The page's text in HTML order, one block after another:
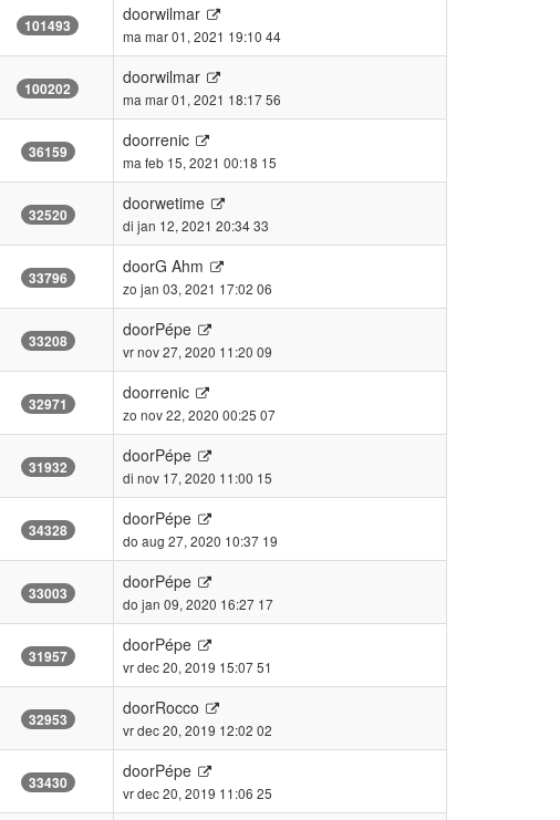
101493
doorwilmar
ma mar 01, 2021 19:10 44
100202
doorwilmar
ma mar 01, 2021 18:17 56
36159
doorrenic
ma feb 15, 2021 00:18 15
32520
doorwetime
di jan 12, 2021 20:34 33
33796
doorG Ahm
zo jan 03, 2021 17:02 06
33208
doorPépe
vr nov 27, 2020 11:20 09
32971
doorrenic
zo nov 22, 2020 00:25 07
31932
doorPépe
di nov 17, 2020 11:00 15
34328
doorPépe
do aug 27, 2020 10:37 19
33003
doorPépe
do jan 09, 2020 16:27 17
31957
doorPépe
vr dec 20, 2019 15:07 51
32953
doorRocco
vr dec 20, 2019 12:02 02
33430
doorPépe
vr dec 20, 2019 11:06 25